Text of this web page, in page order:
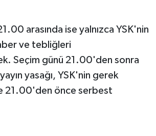
arasında ise yalnızca YSK'nin
ve tebliğleri
Seçim günü 21.00'den sonra
yasağı, YSK'nin gerek
21.00'den önce serbest